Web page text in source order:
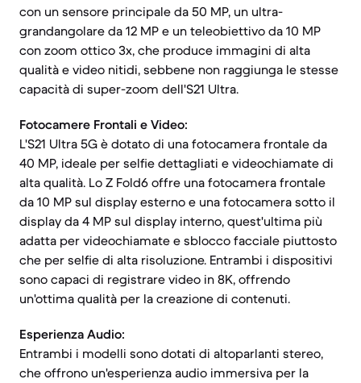
con un sensore principale da 50 MP, un ultra-
grandangolare da 12 MP e un teleobiettivo da 10 MP
con zoom ottico 3x, che produce immagini di alta
qualità e video nitidi, sebbene non raggiunga le stesse
capacità di super-zoom dell'S21 Ultra.
Fotocamere Frontali e Video:
L'S21 Ultra 5G è dotato di una fotocamera frontale da
40 MP, ideale per selfie dettagliati e videochiamate di
alta qualità. Lo Z Fold6 offre una fotocamera frontale
da 10 MP sul display esterno e una fotocamera sotto il
display da 4 MP sul display interno, quest'ultima più
adatta per videochiamate e sblocco facciale piuttosto
che per selfie di alta risoluzione. Entrambi i dispositivi
sono capaci di registrare video in 8K, offrendo
un'ottima qualità per la creazione di contenuti.
Esperienza Audio:
Entrambi i modelli sono dotati di altoparlanti stereo,
che offrono un'esperienza audio immersiva per la